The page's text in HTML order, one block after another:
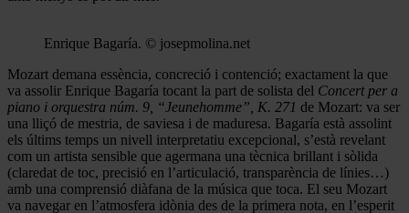
Enrique Bagaría. © josepmolina.net
Mozart demana essència, concreció i contenció; exactament la que
va assolir Enrique Bagaría tocant la part de solista del Concert per a
piano i orquestra núm. 9, “Jeunehomme”, K. 271 de Mozart: va ser
una lliçó de mestria, de saviesa i de maduresa. Bagaría està assolint
els últims temps un nivell interpretatiu excepcional, s’està revelant
com un artista sensible que agermana una tècnica brillant i sòlida
(claredat de toc, precisió en l’articulació, transparència de línies…)
amb una comprensió diàfana de la música que toca. El seu Mozart
va navegar en l’atmosfera idònia des de la primera nota, en l’esperit